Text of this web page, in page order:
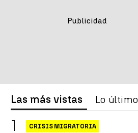
Las más vistas Lo último
CRISIS MIGRATORIA